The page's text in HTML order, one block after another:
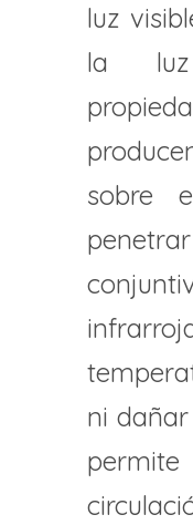
luz
la
sobre
ni